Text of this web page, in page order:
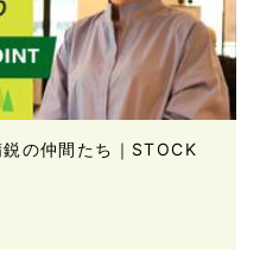
の仲間たち｜STOCK